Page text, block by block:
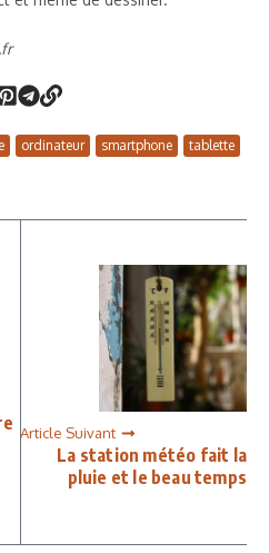
ordinateur smartphone tablette
Article Suivant
La station météo fait la
pluie et le beau temps